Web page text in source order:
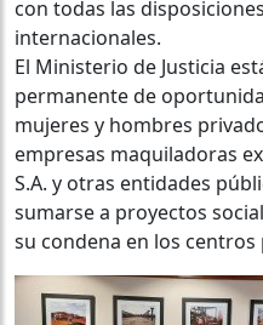
con todas las
internacionales.
El Ministerio de Justicia
permanente de
mujeres y hombres
empresas maquiladoras
S.A. y otras entidades
sumarse a proyectos
su condena en los